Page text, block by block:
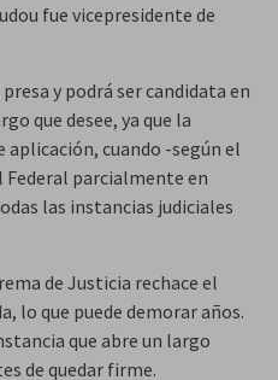
fue vicepresidente de
y podrá ser candidata en
que desee, ya que la
cuando -según el
Federal parcialmente en
las instancias judiciales
de Justicia rechace el
lo que puede demorar años.
que abre un largo
de quedar firme.